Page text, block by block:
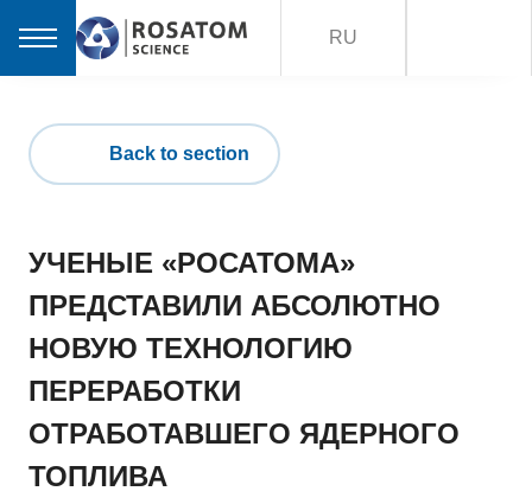
RU
Back to section
УЧЕНЫЕ «РОСАТОМА»
ПРЕДСТАВИЛИ АБСОЛЮТНО
НОВУЮ ТЕХНОЛОГИЮ
ПЕРЕРАБОТКИ
ОТРАБОТАВШЕГО ЯДЕРНОГО
ТОПЛИВА